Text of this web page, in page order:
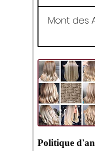
Mont des
Politique